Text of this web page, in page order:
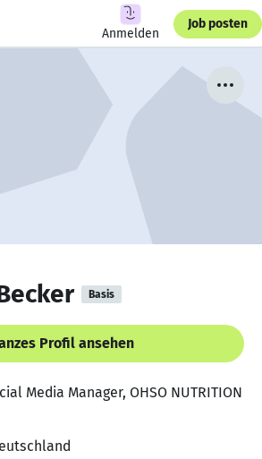
Anmelden
Job posten
Basis
Profil ansehen
Media Manager, OHSO NUTRITION